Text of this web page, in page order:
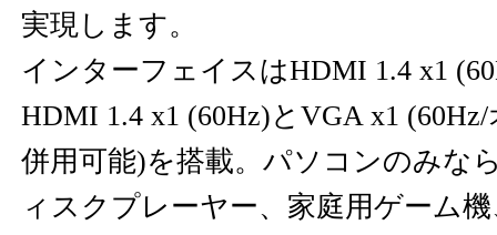
実現します。
インターフェイスはHDMI 1.4 x1
HDMI 1.4 x1 (60Hz)とVGA x1
併用可能)を搭載。パソコンのみな
ィスクプレーヤー、家庭用ゲーム